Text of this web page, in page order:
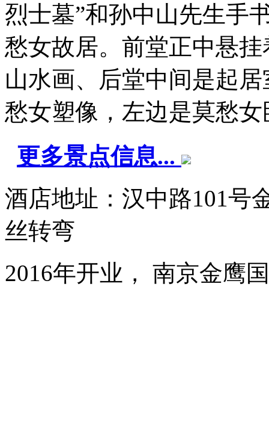
烈士墓”和孙中山先生手
愁女故居。前堂正中悬
山水画、后堂中间是起
愁女塑像，左边是莫愁女
更多景点信息...
酒店地址：汉中路101号
丝转弯
2016年开业， 南京金